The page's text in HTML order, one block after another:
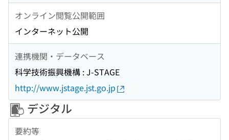
オンライン閲覧公開範囲
インターネット公開
連携機関・データベース
科学技術振興機構 : J-STAGE
http://www.jstage.jst.go.jp
デジタル
要約等